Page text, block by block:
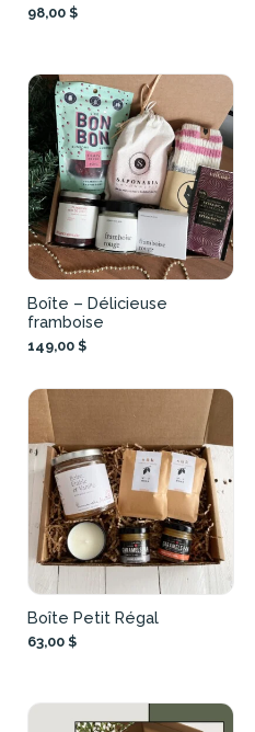
98,00 $
Boîte – Délicieuse
framboise
149,00 $
Boîte Petit Régal
63,00 $